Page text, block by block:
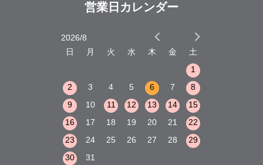
営業日カレンダー
2026/8
日
月 火 水 木 金
土
1
2
3 4 5 6 7
8
9
10 11 12 13 14
15
16
17 18 19 20 21
22
23
24 25 26 27 28
29
30
31